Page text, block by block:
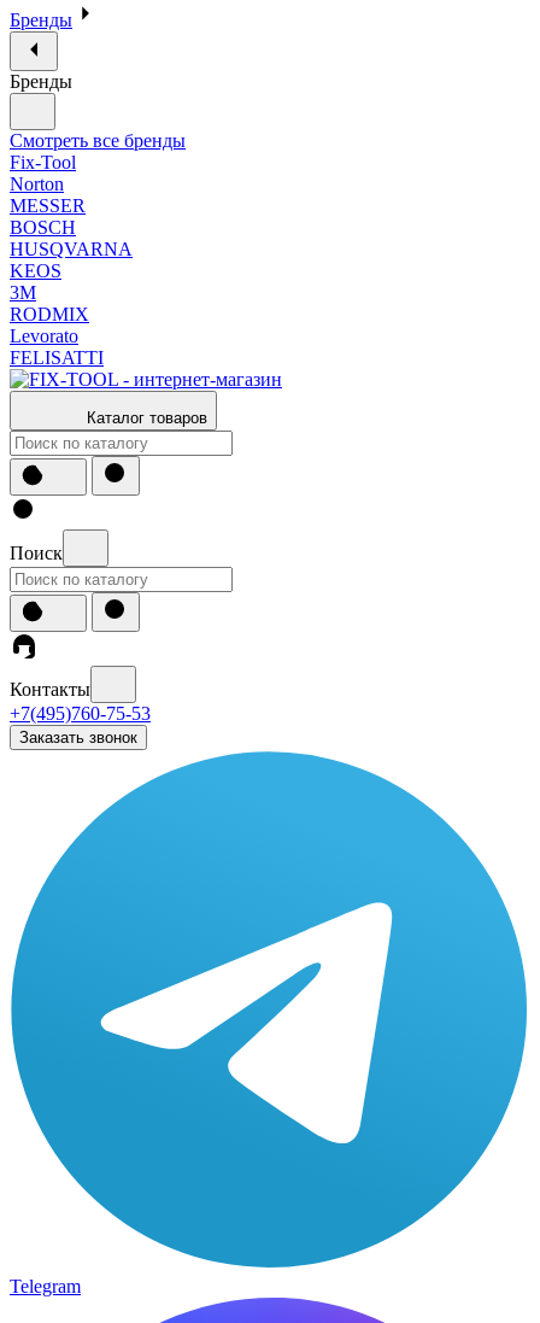
Бренды
Бренды
Смотреть все бренды
Fix-Tool
Norton
MESSER
BOSCH
HUSQVARNA
KEOS
3М
RODMIX
Levorato
FELISATTI
Каталог товаров
Поиск
Контакты
+7(495)760-75-53
Заказать звонок
Telegram